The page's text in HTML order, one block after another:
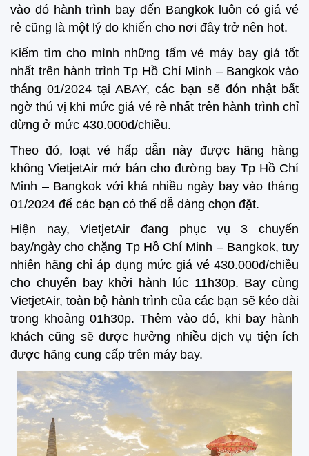
vào đó hành trình bay đến Bangkok luôn có giá vé
rẻ cũng là một lý do khiến cho nơi đây trở nên hot.
Kiếm tìm cho mình những tấm vé máy bay giá tốt
nhất trên hành trình Tp Hồ Chí Minh – Bangkok vào
tháng 01/2024 tại ABAY, các bạn sẽ đón nhật bất
ngờ thú vị khi mức giá vé rẻ nhất trên hành trình chỉ
dừng ở mức 430.000đ/chiều.
Theo đó, loạt vé hấp dẫn này được hãng hàng
không VietjetAir mở bán cho đường bay Tp Hồ Chí
Minh – Bangkok với khá nhiều ngày bay vào tháng
01/2024 để các bạn có thể dễ dàng chọn đặt.
Hiện nay, VietjetAir đang phục vụ 3 chuyến
bay/ngày cho chặng Tp Hồ Chí Minh – Bangkok, tuy
nhiên hãng chỉ áp dụng mức giá vé 430.000đ/chiều
cho chuyến bay khởi hành lúc 11h30p. Bay cùng
VietjetAir, toàn bộ hành trình của các bạn sẽ kéo dài
trong khoảng 01h30p. Thêm vào đó, khi bay hành
khách cũng sẽ được hưởng nhiều dịch vụ tiện ích
được hãng cung cấp trên máy bay.